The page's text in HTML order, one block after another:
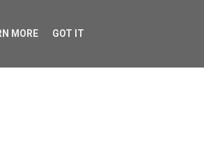
MORE GOT IT